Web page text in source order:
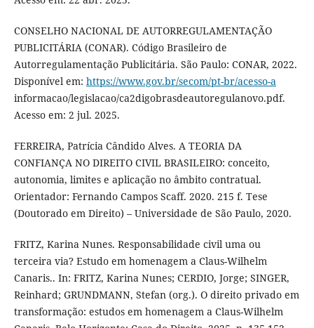
CONSELHO NACIONAL DE AUTORREGULAMENTAÇÃO
PUBLICITÁRIA (CONAR). Código Brasileiro de
Autorregulamentação Publicitária. São Paulo: CONAR, 2022.
Disponível em: https://www.gov.br/secom/pt-br/acesso-a
informacao/legislacao/ca2digobrasdeautoregulanovo.pdf.
Acesso em: 2 jul. 2025.
FERREIRA, Patrícia Cândido Alves. A TEORIA DA
CONFIANÇA NO DIREITO CIVIL BRASILEIRO: conceito,
autonomia, limites e aplicação no âmbito contratual.
Orientador: Fernando Campos Scaff. 2020. 215 f. Tese
(Doutorado em Direito) – Universidade de São Paulo, 2020.
FRITZ, Karina Nunes. Responsabilidade civil uma ou
terceira via? Estudo em homenagem a Claus-Wilhelm
Canaris.. In: FRITZ, Karina Nunes; CERDIO, Jorge; SINGER,
Reinhard; GRUNDMANN, Stefan (org.). O direito privado em
transformação: estudos em homenagem a Claus-Wilhelm